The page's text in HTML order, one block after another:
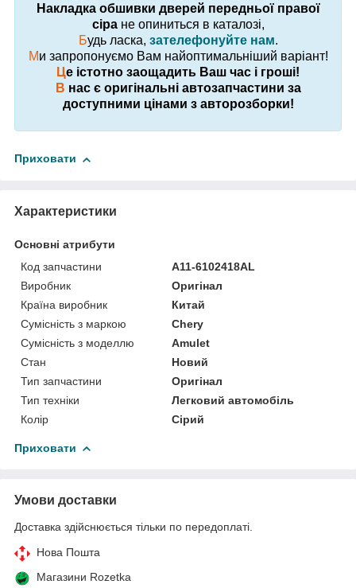
Накладка обшивки дверей передньої правої
сіране опиниться в каталозі,
Будь ласка, зателефонуйте нам.
Ми запропонуємо Вам найоптимальніший варіант!
Це істотно заощадить Ваш час і гроші!
В нас є оригінальні автозапчастини за
доступними цінами з авторозборки!
Приховати
Характеристики
Основні атрибути
Код запчастини
A11-6102418AL
Виробник
Оригінал
Країна виробник
Китай
Сумісність з маркою
Chery
Сумісність з моделлю
Amulet
Стан
Новий
Тип запчастини
Оригінал
Тип техніки
Легковий автомобіль
Колір
Сірий
Приховати
Умови доставки
Доставка здійснюється тільки по передоплаті.
Нова Пошта
Магазини Rozetka